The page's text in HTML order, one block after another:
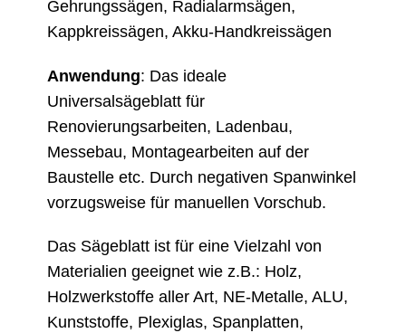
Gehrungssägen, Radialarmsägen,
Kappkreissägen, Akku-Handkreissägen
Anwendung: Das ideale
Universalsägeblatt für
Renovierungsarbeiten, Ladenbau,
Messebau, Montagearbeiten auf der
Baustelle etc. Durch negativen Spanwinkel
vorzugsweise für manuellen Vorschub.
Das Sägeblatt ist für eine Vielzahl von
Materialien geeignet wie z.B.: Holz,
Holzwerkstoffe aller Art, NE-Metalle, ALU,
Kunststoffe, Plexiglas, Spanplatten,